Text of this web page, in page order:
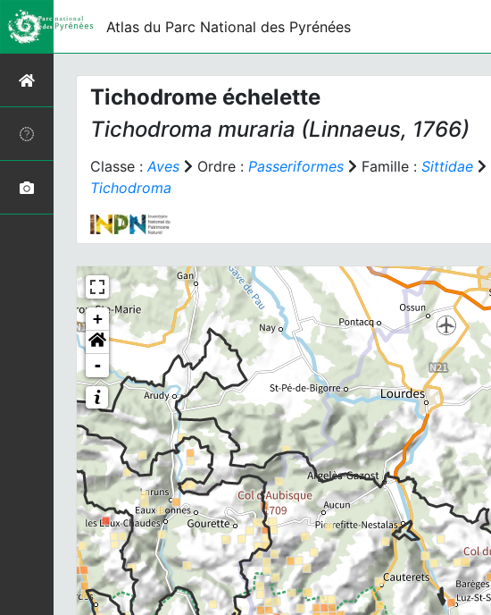
Atlas du Parc National des Pyrénées
Tichodrome échelette
Tichodroma muraria (Linnaeus, 1766)
Classe :Aves Ordre : Passeriformes Famille : Sittidae
Tichodroma
+
-